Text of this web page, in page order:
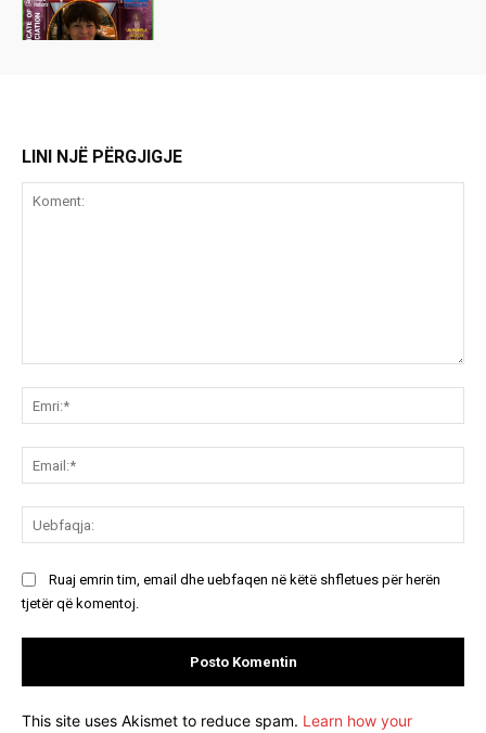
LINI NJË PËRGJIGJE
Ruaj emrin tim, email dhe uebfaqen në këtë shfletues për herën
tjetër që komentoj.
This site uses Akismet to reduce spam. Learn how your